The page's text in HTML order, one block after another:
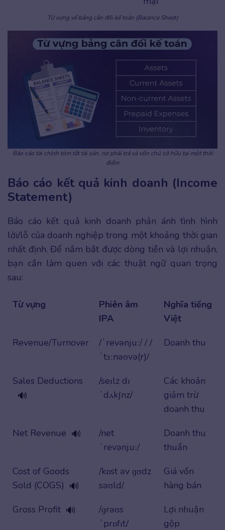
Từ vựng về bảng cân đối kế toán (Balance Sheet)
Báo cáo tài chính tóm tắt tài sản, nợ phải trả và vốn chủ sở hữu tại một thời
điểm
Báo cáo kết quả kinh doanh (Income
Statement)
Báo cáo kết quả kinh doanh phản ánh tình hình
lời/lỗ của doanh nghiệp trong một khoảng thời gian
nhất định. Để nắm bắt được dòng tiền và lợi nhuận,
bạn cần làm quen với các thuật ngữ quan trọng
sau:
Từ vựng
Phiên âm
IPA
Nghĩa tiếng
Việt
Revenue/Turnover
/ˈrevənjuː/ / /
ˈtɜːnəʊvə(r)/
Doanh thu
Sales Deductions
🔊
/seɪlz dɪ
ˈdʌkʃnz/
Các khoản
giảm trừ
doanh thu
Net Revenue 🔊
/net
ˈrevənjuː/
Doanh thu
thuần
Cost of Goods
Sold (COGS) 🔊
/kɒst əv ɡʊdz
səʊld/
Giá vốn
hàng bán
Gross Profit 🔊
/ɡrəʊs
ˈprɒfɪt/
Lợi nhuận
gộp